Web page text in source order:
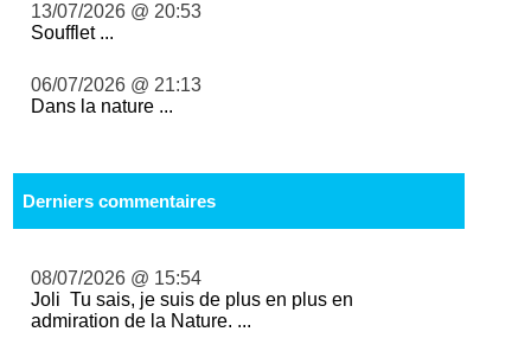
13/07/2026 @ 20:53
Soufflet ...
06/07/2026 @ 21:13
Dans la nature ...
Derniers commentaires
08/07/2026 @ 15:54
Joli Tu sais, je suis de plus en plus en
admiration de la Nature. ...